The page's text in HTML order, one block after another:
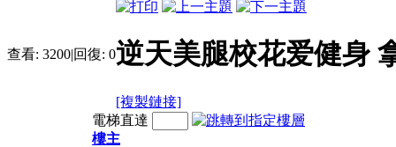
查看: 3200|回復: 0逆天美腿校花爱健身
[複製鏈接]
電梯直達
樓主